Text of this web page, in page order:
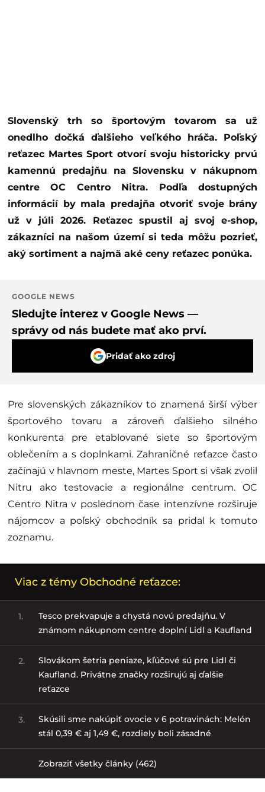
Slovenský trh so športovým tovarom sa už
onedlho dočká ďalšieho veľkého hráča. Poľský
reťazec Martes Sport otvorí svoju historicky prvú
kamennú predajňu na Slovensku v nákupnom
centre OC Centro Nitra. Podľa dostupných
informácií by mala predajňa otvoriť svoje brány
už v júli 2026. Reťazec spustil aj svoj e-shop,
zákazníci na našom území si teda môžu pozrieť,
aký sortiment a najmä aké ceny reťazec ponúka.
GOOGLE NEWS
Sledujte interez v Google News —
správy od nás budete mať ako prví.
Pridať ako zdroj
Pre slovenských zákazníkov to znamená širší výber
športového tovaru a zároveň ďalšieho silného
konkurenta pre etablované siete so športovým
oblečením a s doplnkami. Zahraničné reťazce často
začínajú v hlavnom meste, Martes Sport si však zvolil
Nitru ako testovacie a regionálne centrum. OC
Centro Nitra v poslednom čase intenzívne rozširuje
nájomcov a poľský obchodník sa pridal k tomuto
zoznamu.
Viac z témy Obchodné reťazce:
1.
Tesco prekvapuje a chystá novú predajňu. V
známom nákupnom centre doplní Lidl a Kaufland
2.
Slovákom šetria peniaze, kľúčové sú pre Lidl či
Kaufland. Privátne značky rozširujú aj ďalšie
reťazce
3.
Skúsili sme nakúpiť ovocie v 6 potravinách: Melón
stál 0,39 € aj 1,49 €, rozdiely boli zásadné
Zobraziť všetky články (462)